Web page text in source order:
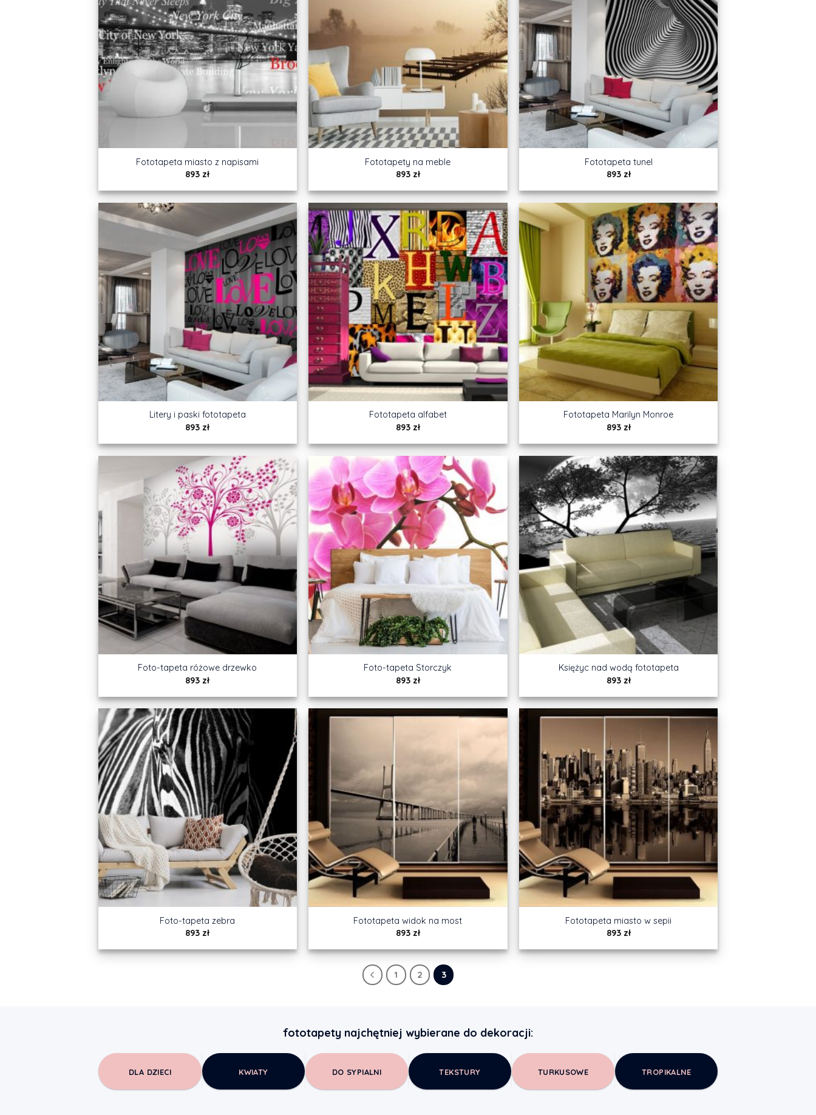
Fototapeta miasto z napisami
893 zł
Fototapety na meble
893 zł
Fototapeta tunel
893 zł
Litery i paski fototapeta
893 zł
Fototapeta alfabet
893 zł
Fototapeta Marilyn Monroe
893 zł
Foto-tapeta różowe drzewko
893 zł
Foto-tapeta Storczyk
893 zł
Księżyc nad wodą fototapeta
893 zł
Foto-tapeta zebra
893 zł
Fototapeta widok na most
893 zł
Fototapeta miasto w sepii
893 zł
1 2 3
fototapety najchętniej wybierane do dekoracji:
DLA DZIECI KWIATY DO SYPIALNI TEKSTURY TURKUSOWE TROPIKALNE